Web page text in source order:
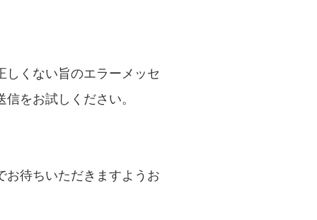
しくない旨のエラーメッセ
をお試しください。
お待ちいただきますようお